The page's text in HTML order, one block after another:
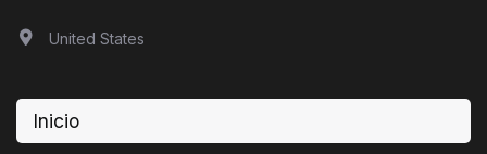
United States
Inicio